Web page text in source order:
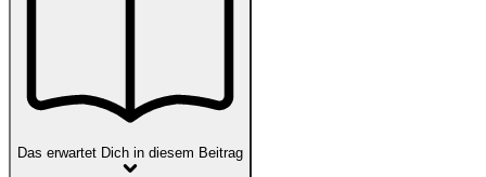
Das erwartet Dich in diesem Beitrag